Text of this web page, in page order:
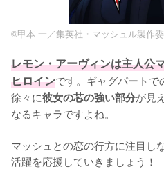
©甲本 一／集英社・マッシュル製作
レモン・アーヴィンは主人公
ヒロインです。ギャグパートで
徐々に彼女の芯の強い部分が見
なるキャラですよね。
マッシュとの恋の行方に注目し
活躍を応援していきましょう！